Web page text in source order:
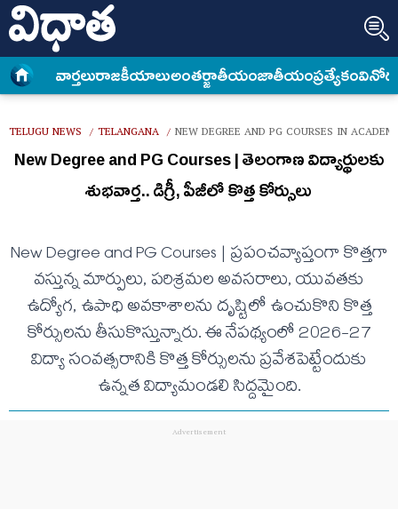
వార్త‌లురాజకీయాలుఅంత‌ర్జాతీయంజాతీయంప్రత్యేకం
TELUGU NEWS / TELANGANA / NEW DEGREE AND PG COURSES IN
New Degree and PG Courses | తెలంగాణ విద్యార్థుల‌కు
శుభ‌వార్త‌.. డిగ్రీ, పీజీలో కొత్త కోర్సులు
New Degree and PG Courses | ప్రపంచవ్యాప్తంగా కొత్తగా
వస్తున్న మార్పులు, పరిశ్రమల అవసరాలు, యువతకు
ఉద్యోగ, ఉపాధి అవకాశాలను దృష్టిలో ఉంచుకొని కొత్త
కోర్సులను తీసుకొస్తున్నారు. ఈ నేప‌థ్యంలో 2026-27
విద్యా సంవ‌త్స‌రానికి కొత్త కోర్సుల‌ను ప్ర‌వేశ‌పెట్టేందుకు
ఉన్న‌త విద్యామండ‌లి సిద్ద‌మైంది.